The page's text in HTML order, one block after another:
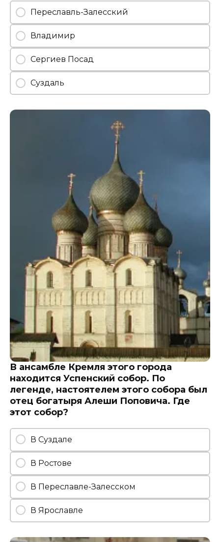
Переславль-Залесский
Владимир
Сергиев Посад
Суздаль
В ансамбле Кремля этого города
находится Успенский собор. По
легенде, настоятелем этого собора был
отец богатыря Алеши Поповича. Где
этот собор?
В Суздале
В Ростове
В Переславле-Залесском
В Ярославле